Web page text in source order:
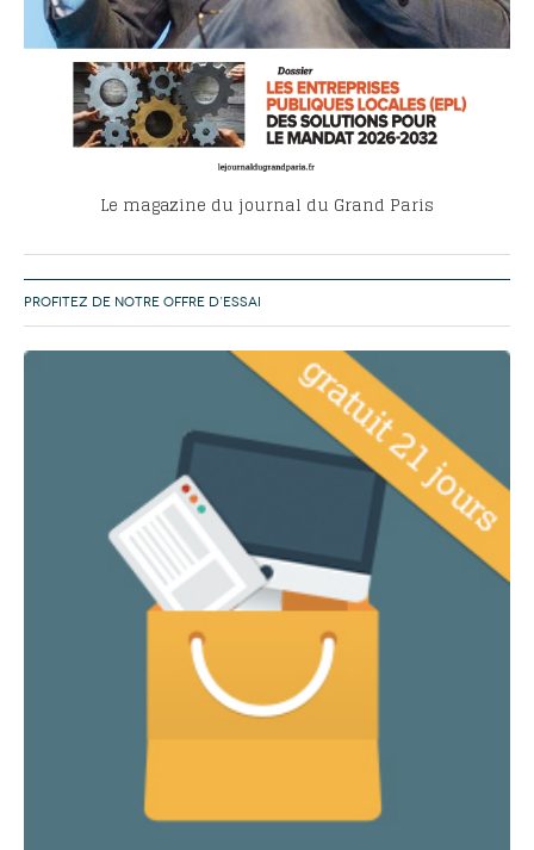
Le magazine du journal du Grand Paris
PROFITEZ DE NOTRE OFFRE D’ESSAI